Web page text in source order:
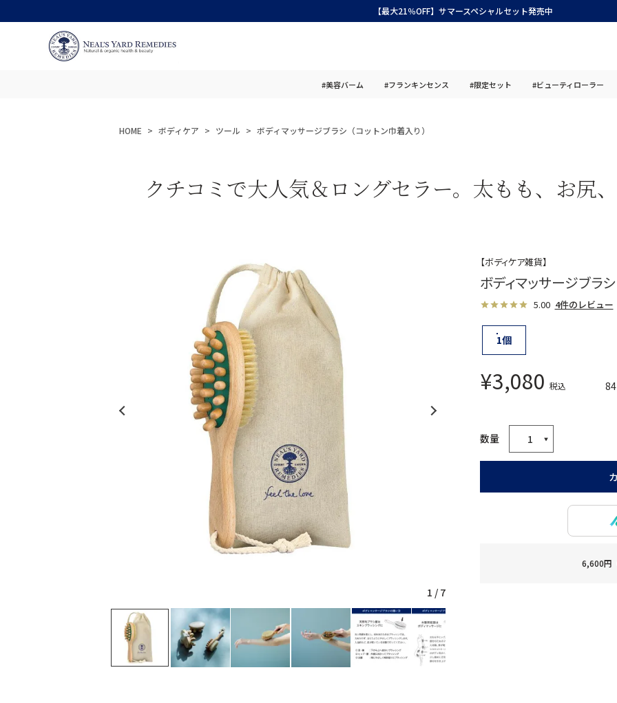
【最大21％OFF】サマースペシャルセット発売中
#美容バーム #フランキンセンス #限定セット #ビューティローラー
HOME ボディケア ツール ボディマッサージブラシ（コットン巾着入り）
クチコミで大人気＆ロングセラー。太もも、お尻
1 / 7
【ボディケア雑貨】
ボディマッサージブラシ
5.00 4件のレビュー
1個
¥3,080 税込 84
6,600円